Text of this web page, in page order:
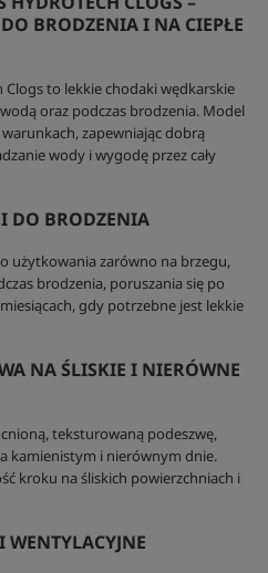
BRODZENIA I NA CIEPŁE
to lekkie chodaki wędkarskie
oraz podczas brodzenia. Model
zapewniając dobrą
wody i wygodę przez cały
DO BRODZENIA
użytkowania zarówno na brzegu,
brodzenia, poruszania się po
gdy potrzebne jest lekkie
NA ŚLISKIE I NIERÓWNE
teksturowaną podeszwę,
kamienistym i nierównym dnie.
kroku na śliskich powierzchniach i